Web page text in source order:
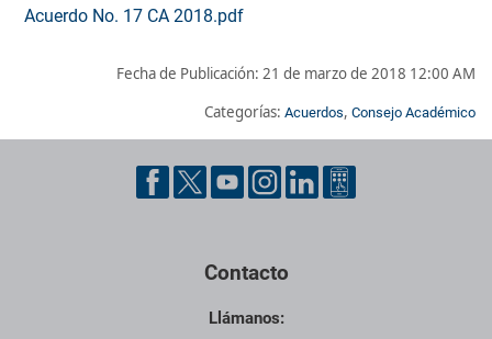
Acuerdo No. 17 CA 2018.pdf
Fecha de Publicación: 21 de marzo de 2018 12:00 AM
Categorías: Acuerdos, Consejo Académico
Pie de página con información de contacto, redes sociales y
Contacto
Llámanos: